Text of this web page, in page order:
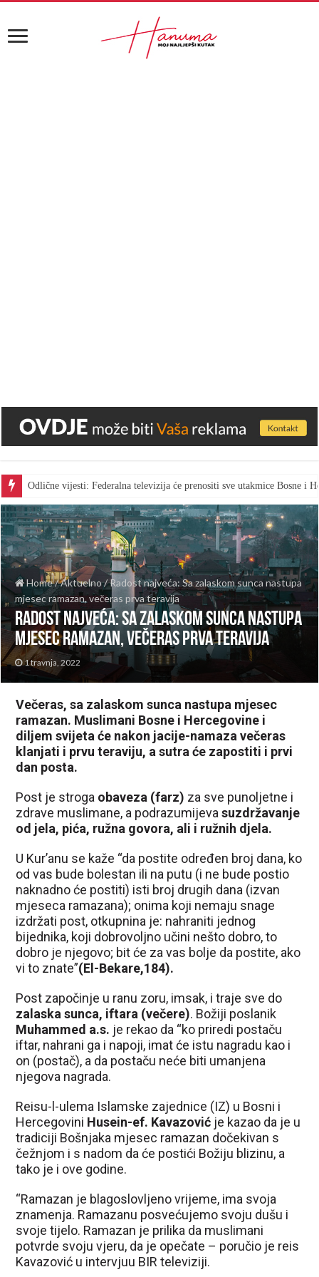
Odlične vijesti: Federalna televizija će prenositi sve utakmice Bosne i
Home/Aktuelno/Radost najveća: Sa zalaskom sunca nastupa
mjesec ramazan, večeras prva teravija
Radost najveća: Sa zalaskom sunca nastupa
mjesec ramazan, večeras prva teravija
1 travnja, 2022
Večeras, sa zalaskom sunca nastupa mjesec
ramazan. Muslimani Bosne i Hercegovine i
diljem svijeta će nakon jacije-namaza večeras
klanjati i prvu teraviju, a sutra će zapostiti i prvi
dan posta.
Post je stroga obaveza (farz) za sve punoljetne i
zdrave muslimane, a podrazumijeva suzdržavanje
od jela, pića, ružna govora, ali i ružnih djela.
U Kur’anu se kaže “da postite određen broj dana, ko
od vas bude bolestan ili na putu (i ne bude postio
naknadno će postiti) isti broj drugih dana (izvan
mjeseca ramazana); onima koji nemaju snage
izdržati post, otkupnina je: nahraniti jednog
bijednika, koji dobrovoljno učini nešto dobro, to
dobro je njegovo; bit će za vas bolje da postite, ako
vi to znate”(El-Bekare,184).
Post započinje u ranu zoru, imsak, i traje sve do
zalaska sunca, iftara (večere). Božiji poslanik
Muhammed a.s. je rekao da “ko priredi postaču
iftar, nahrani ga i napoji, imat će istu nagradu kao i
on (postač), a da postaču neće biti umanjena
njegova nagrada.
Reisu-l-ulema Islamske zajednice (IZ) u Bosni i
Hercegovini Husein-ef. Kavazović je kazao da je u
tradiciji Bošnjaka mjesec ramazan dočekivan s
čežnjom i s nadom da će postići Božiju blizinu, a
tako je i ove godine.
“Ramazan je blagoslovljeno vrijeme, ima svoja
znamenja. Ramazanu posvećujemo svoju dušu i
svoje tijelo. Ramazan je prilika da muslimani
potvrde svoju vjeru, da je opečate – poručio je reis
Kavazović u intervjuu BIR televiziji.